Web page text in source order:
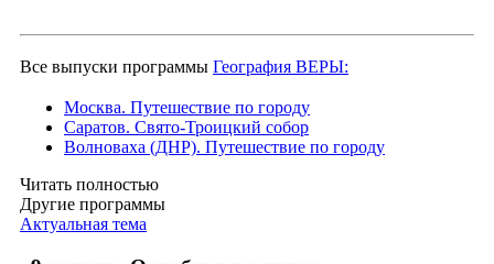
Все выпуски программы География ВЕРЫ:
Москва. Путешествие по городу
Саратов. Свято-Троицкий собор
Волноваха (ДНР). Путешествие по городу
Читать полностью
Другие программы
Актуальная тема